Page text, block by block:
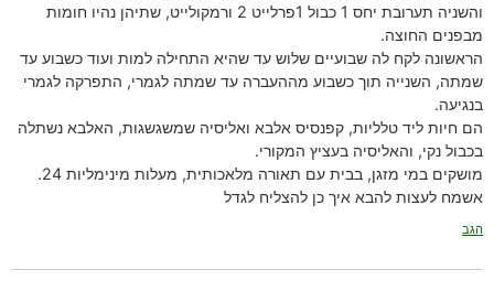
והשניה תערובת יחס 1 כבול 1פרלייט 2 ורמקולייט, שתיהן נהיו חומות
מבפנים החוצה.
הראשונה לקח לה שבועיים שלוש עד שהיא התחילה למות ועוד כשבוע עד
שמתה, השנייה תוך כשבוע מההעברה עד שמתה לגמרי, התפרקה לגמרי
בנגיעה.
הם חיות ליד טלליות, קפנסיס אלבא ואליסיה שמשגשגות, האלבא נשתלה
בכבול נקי, והאליסיה בעציץ המקורי.
מושקים במי מזגן, בבית עם תאורה מלאכותית, מעלות מינימליות 24.
אשמח לעצות להבא איך כן להצליח לגדל
הגב